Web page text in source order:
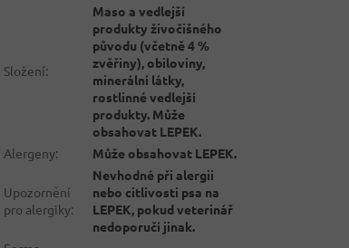
Složení:
Maso a vedlejší
produkty živočišného
původu (včetně 4 %
zvěřiny), obiloviny,
minerální látky,
rostlinné vedlejší
produkty. Může
obsahovat LEPEK.
Alergeny: Může obsahovat LEPEK.
Upozornění
pro alergiky:
Nevhodné při alergii
nebo citlivosti psa na
LEPEK, pokud veterinář
nedoporučí jinak.